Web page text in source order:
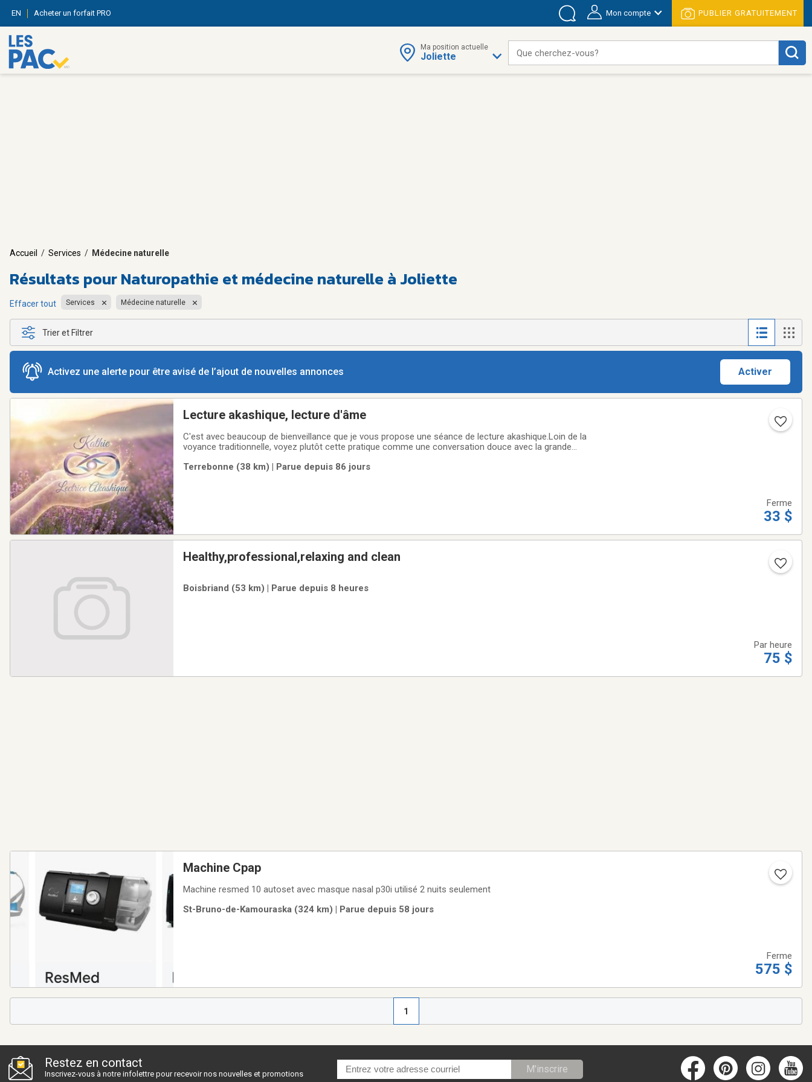
EN Acheter un forfait PRO Mon compte PUBLIER GRATUITEMENT
Ma position actuelle
Joliette Que cherchez-vous?
Accueil / Services / Médecine naturelle
Résultats pourNaturopathie et médecine naturelle à Joliette
Effacer tout Services Médecine naturelle
Trier et Filtrer
Activez une alerte pour être avisé de l’ajout de nouvelles annonces Activer
Lecture akashique, lecture d'âme
C'est avec beaucoup de bienveillance que je vous propose une séance de lecture akashique.Loin de la
voyance traditionnelle, voyez plutôt cette pratique comme une conversation douce avec la grande
apaisement, une validation de vos ressentis et
Terrebonne (38 km) | Parue depuis 86 jours
Ferme
33 $
Healthy,professional,relaxing and clean
Boisbriand (53 km) | Parue depuis 8 heures
Par heure
75 $
Machine Cpap
Machine resmed 10 autoset avec masque nasal p30i utilisé 2 nuits seulement
St-Bruno-de-Kamouraska (324 km) | Parue depuis 58 jours
Ferme
575 $
1
Restez en contact
Inscrivez-vous à notre infolettre pour recevoir nos nouvelles et promotions M'inscrire